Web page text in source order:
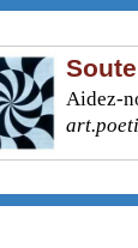
Aidez-